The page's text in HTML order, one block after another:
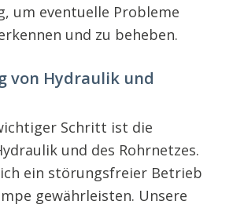
um eventuelle Probleme
und zu beheben.
von Hydraulik und
Schritt ist die
und des Rohrnetzes.
ein störungsfreier Betrieb
gewährleisten. Unsere